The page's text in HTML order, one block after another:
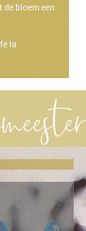
bloem een
la